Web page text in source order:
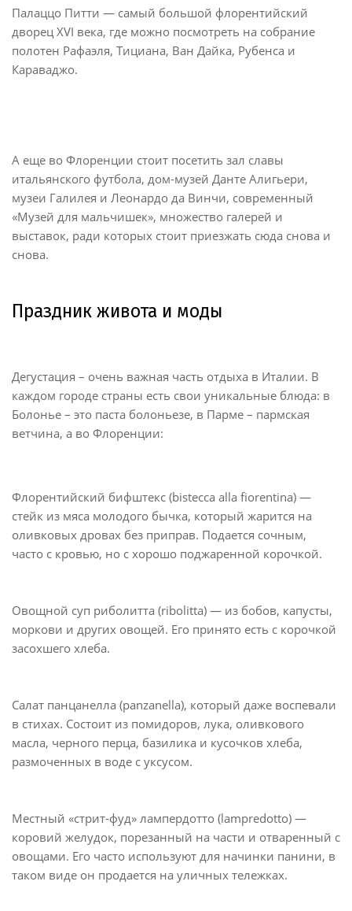
Палаццо Питти — самый большой флорентийский
дворец XVI века, где можно посмотреть на собрание
полотен Рафаэля, Тициана, Ван Дайка, Рубенса и
Караваджо.
А еще во Флоренции стоит посетить зал славы
итальянского футбола, дом-музей Данте Алигьери,
музеи Галилея и Леонардо да Винчи, современный
«Музей для мальчишек», множество галерей и
выставок, ради которых стоит приезжать сюда снова и
снова.
Праздник живота и моды
Дегустация – очень важная часть отдыха в Италии. В
каждом городе страны есть свои уникальные блюда: в
Болонье – это паста болоньезе, в Парме – пармская
ветчина, а во Флоренции:
Флорентийский бифштекс (bistecca alla fiorentina) —
стейк из мяса молодого бычка, который жарится на
оливковых дровах без приправ. Подается сочным,
часто с кровью, но с хорошо поджаренной корочкой.
Овощной суп риболитта (ribolitta) — из бобов, капусты,
моркови и других овощей. Его принято есть с корочкой
засохшего хлеба.
Салат панцанелла (panzanella), который даже воспевали
в стихах. Состоит из помидоров, лука, оливкового
масла, черного перца, базилика и кусочков хлеба,
размоченных в воде с уксусом.
Местный «стрит-фуд» лампердотто (lampredotto) —
коровий желудок, порезанный на части и отваренный с
овощами. Его часто используют для начинки панини, в
таком виде он продается на уличных тележках.